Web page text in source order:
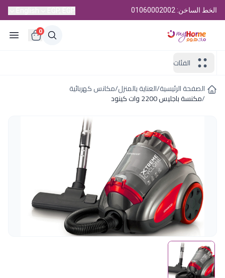
الخط الساخن: 01060002002
0
الفئات
الصفحة الرئيسية/العناية بالمنزل/مكانس كهربائية
/مكنسة باجليس 2200 وات كينود